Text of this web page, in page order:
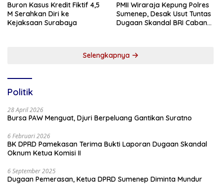
Buron Kasus Kredit Fiktif 4,5
M Serahkan Diri ke
Kejaksaan Surabaya
PMII Wiraraja Kepung Polres
Sumenep, Desak Usut Tuntas
Dugaan Skandal BRI Cabang
Selengkapnya
Politik
28 April 2026
Bursa PAW Menguat, Djuri Berpeluang Gantikan Suratno
6 Februari 2026
BK DPRD Pamekasan Terima Bukti Laporan Dugaan Skandal
Oknum Ketua Komisi II
6 September 2025
Dugaan Pemerasan, Ketua DPRD Sumenep Diminta Mundur